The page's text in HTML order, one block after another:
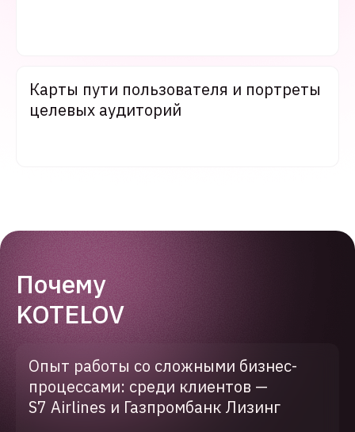
Карты пути пользователя и портреты
целевых аудиторий
Почему
KOTELOV
Опыт работы со сложными бизнес-
процессами: среди клиентов —
S7 Airlines и Газпромбанк Лизинг